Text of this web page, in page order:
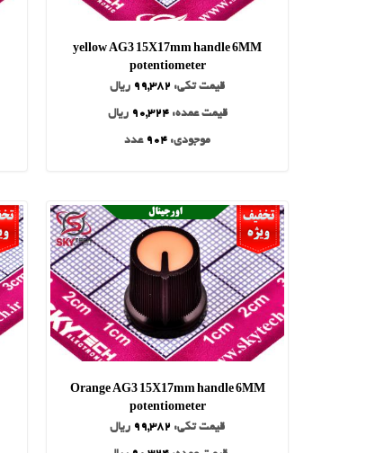
yellow AG3 15X17mm handle 6MM
potentiometer
قیمت تکی: 99,382 ریال
قیمت عمده:90,324 ریال
موجودی: 904 عدد
Orange AG3 15X17mm handle 6MM
potentiometer
قیمت تکی: 99,382 ریال